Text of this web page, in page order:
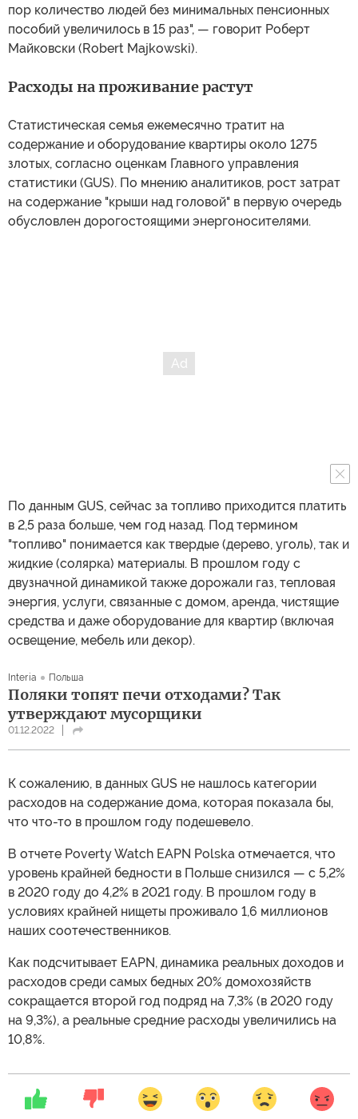
пор количество людей без минимальных пенсионных
пособий увеличилось в 15 раз", — говорит Роберт
Майковски (Robert Majkowski).
Расходы на проживание растут
Статистическая семья ежемесячно тратит на
содержание и оборудование квартиры около 1275
злотых, согласно оценкам Главного управления
статистики (GUS). По мнению аналитиков, рост затрат
на содержание "крыши над головой" в первую очередь
обусловлен дорогостоящими энергоносителями.
По данным GUS, сейчас за топливо приходится платить
в 2,5 раза больше, чем год назад. Под термином
"топливо" понимается как твердые (дерево, уголь), так и
жидкие (солярка) материалы. В прошлом году с
двузначной динамикой также дорожали газ, тепловая
энергия, услуги, связанные с домом, аренда, чистящие
средства и даже оборудование для квартир (включая
освещение, мебель или декор).
Interia Польша
Поляки топят печи отходами? Так
утверждают мусорщики
01.12.2022
К сожалению, в данных GUS не нашлось категории
расходов на содержание дома, которая показала бы,
что что-то в прошлом году подешевело.
В отчете Poverty Watch EAPN Polska отмечается, что
уровень крайней бедности в Польше снизился — с 5,2%
в 2020 году до 4,2% в 2021 году. В прошлом году в
условиях крайней нищеты проживало 1,6 миллионов
наших соотечественников.
Как подсчитывает EAPN, динамика реальных доходов и
расходов среди самых бедных 20% домохозяйств
сокращается второй год подряд на 7,3% (в 2020 году
на 9,3%), а реальные средние расходы увеличились на
10,8%.